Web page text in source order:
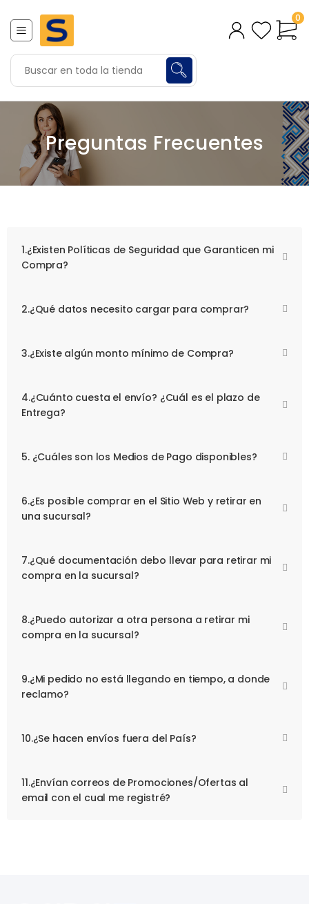
0
Preguntas Frecuentes
1.¿Existen Políticas de Seguridad que Garanticen mi
Compra?
2.¿Qué datos necesito cargar para comprar?
3.¿Existe algún monto mínimo de Compra?
4.¿Cuánto cuesta el envío? ¿Cuál es el plazo de
Entrega?
5. ¿Cuáles son los Medios de Pago disponibles?
6.¿Es posible comprar en el Sitio Web y retirar en
una sucursal?
7.¿Qué documentación debo llevar para retirar mi
compra en la sucursal?
8.¿Puedo autorizar a otra persona a retirar mi
compra en la sucursal?
9.¿Mi pedido no está llegando en tiempo, a donde
reclamo?
10.¿Se hacen envíos fuera del País?
11.¿Envían correos de Promociones/Ofertas al
email con el cual me registré?